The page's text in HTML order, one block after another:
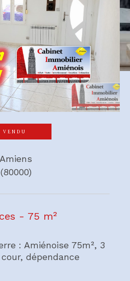
VENDU
Amiens
(80000)
- 75 m²
: Amiénoise 75m², 3
dépendance